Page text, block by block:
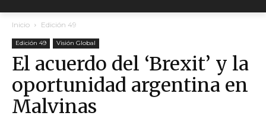
Inicio Edición 49
Edición 49 Visión Global
El acuerdo del ‘Brexit’ y la
oportunidad argentina en
Malvinas